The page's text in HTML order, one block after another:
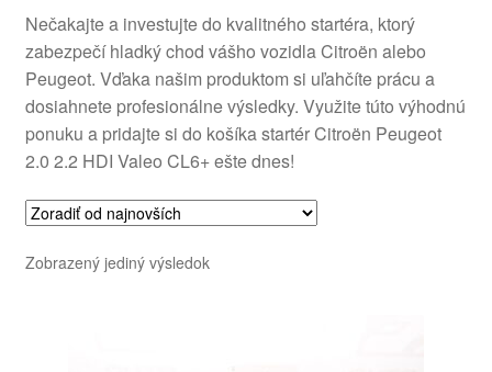
Reklamačný poriadok
Nečakajte a investujte do kvalitného startéra, ktorý
zabezpečí hladký chod vášho vozidla Citroën alebo
Peugeot. Vďaka našim produktom si uľahčíte prácu a
dosiahnete profesionálne výsledky. Využite túto výhodnú
ponuku a pridajte si do košíka startér Citroën Peugeot
2.0 2.2 HDI Valeo CL6+ ešte dnes!
Zobrazený jediný výsledok